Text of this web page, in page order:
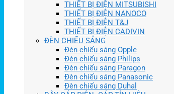
THIẾT BỊ ĐIỆN MITSUBISHI
THIẾT BỊ ĐIỆN NANOCO
THIẾT BỊ ĐIỆN T&J
THIẾT BỊ ĐIỆN CADIVIN
ĐÈN CHIẾU SÁNG
Đèn chiếu sáng Opple
Đèn chiếu sáng Philips
Đèn chiếu sáng Paragon
Đèn chiếu sáng Panasonic
Đèn chiếu sáng Duhal